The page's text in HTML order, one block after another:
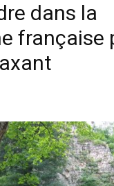
dans la
française